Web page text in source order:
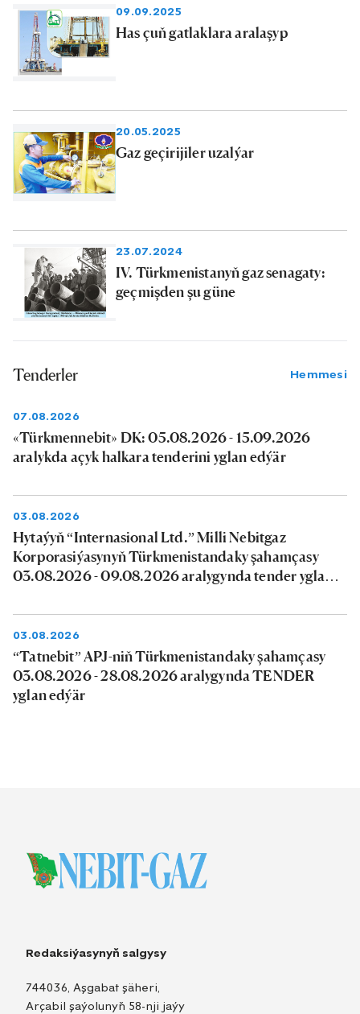
09.09.2025
Has çuň gatlaklara aralaşyp
20.05.2025
Gaz geçirijiler uzalýar
23.07.2024
IV. Türkmenistanyň gaz senagaty:
geçmişden şu güne
Tenderler Hemmesi
07.08.2026
«Türkmennebit» DK: 05.08.2026 - 15.09.2026
aralykda açyk halkara tenderini yglan edýär
03.08.2026
Hytaýyň “Internasional Ltd.” Milli Nebitgaz
Korporasiýasynyň Türkmenistandaky şahamçasy
03.08.2026 - 09.08.2026 aralygynda tender yglan
03.08.2026
“Tatnebit” APJ-niň Türkmenistandaky şahamçasy
03.08.2026 - 28.08.2026 aralygynda TENDER
yglan edýär
Redaksiýasynyň salgysy
744036, Aşgabat şäheri,
Arçabil şaýolunyň 58-nji jaýy